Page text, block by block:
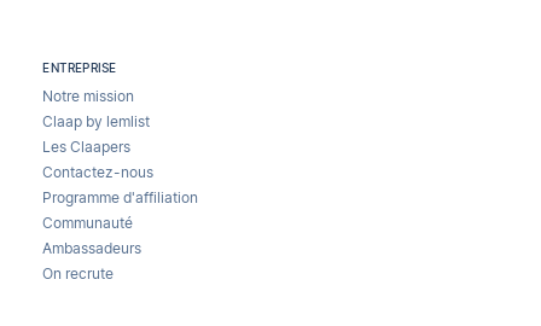
ENTREPRISE
Notre mission
Claap by lemlist
Les Claapers
Contactez-nous
Programme d'affiliation
Communauté
Ambassadeurs
On recrute